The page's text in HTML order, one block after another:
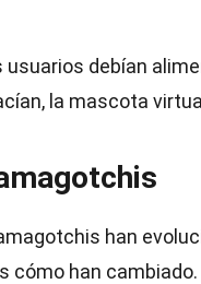
usuarios debían
la mascota
han
cómo han cambiado.